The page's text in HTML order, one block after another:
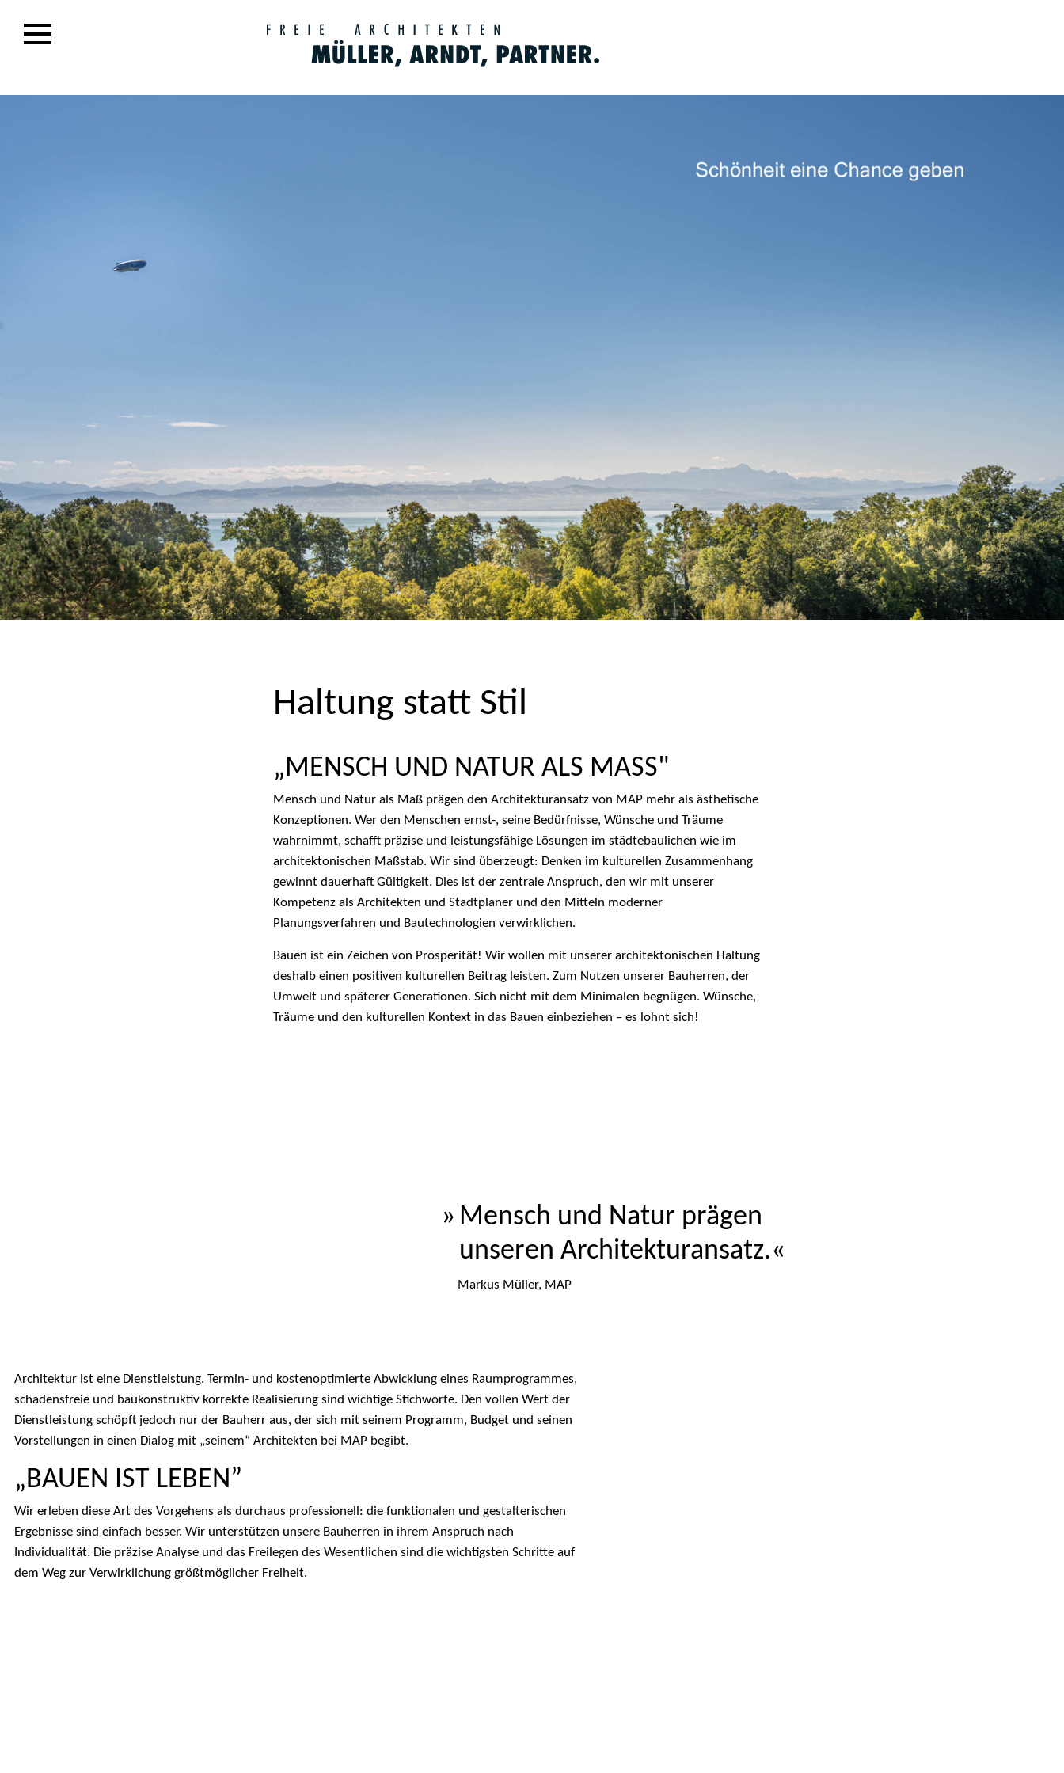
Haltung statt Stil
„MENSCH UND NATUR ALS MASS"
Mensch und Natur als Maß prägen den Architekturansatz von MAP mehr als ästhetische
Konzeptionen. Wer den Menschen ernst-, seine Bedürfnisse, Wünsche und Träume
wahrnimmt, schafft präzise und leistungsfähige Lösungen im städtebaulichen wie im
architektonischen Maßstab. Wir sind überzeugt: Denken im kulturellen Zusammenhang
gewinnt dauerhaft Gültigkeit. Dies ist der zentrale Anspruch, den wir mit unserer
Kompetenz als Architekten und Stadtplaner und den Mitteln moderner
Planungsverfahren und Bautechnologien verwirklichen.
Bauen ist ein Zeichen von Prosperität! Wir wollen mit unserer architektonischen Haltung
deshalb einen positiven kulturellen Beitrag leisten. Zum Nutzen unserer Bauherren, der
Umwelt und späterer Generationen. Sich nicht mit dem Minimalen begnügen. Wünsche,
Träume und den kulturellen Kontext in das Bauen einbeziehen – es lohnt sich!
Mensch und Natur prägen
unseren Architekturansatz.
Markus Müller, MAP
Architektur ist eine Dienstleistung. Termin- und kostenoptimierte Abwicklung eines Raumprogrammes,
schadensfreie und baukonstruktiv korrekte Realisierung sind wichtige Stichworte. Den vollen Wert der
Dienstleistung schöpft jedoch nur der Bauherr aus, der sich mit seinem Programm, Budget und seinen
Vorstellungen in einen Dialog mit „seinem“ Architekten bei MAP begibt.
„BAUEN IST LEBEN”
Wir erleben diese Art des Vorgehens als durchaus professionell: die funktionalen und gestalterischen
Ergebnisse sind einfach besser. Wir unterstützen unsere Bauherren in ihrem Anspruch nach
Individualität. Die präzise Analyse und das Freilegen des Wesentlichen sind die wichtigsten Schritte auf
dem Weg zur Verwirklichung größtmöglicher Freiheit.